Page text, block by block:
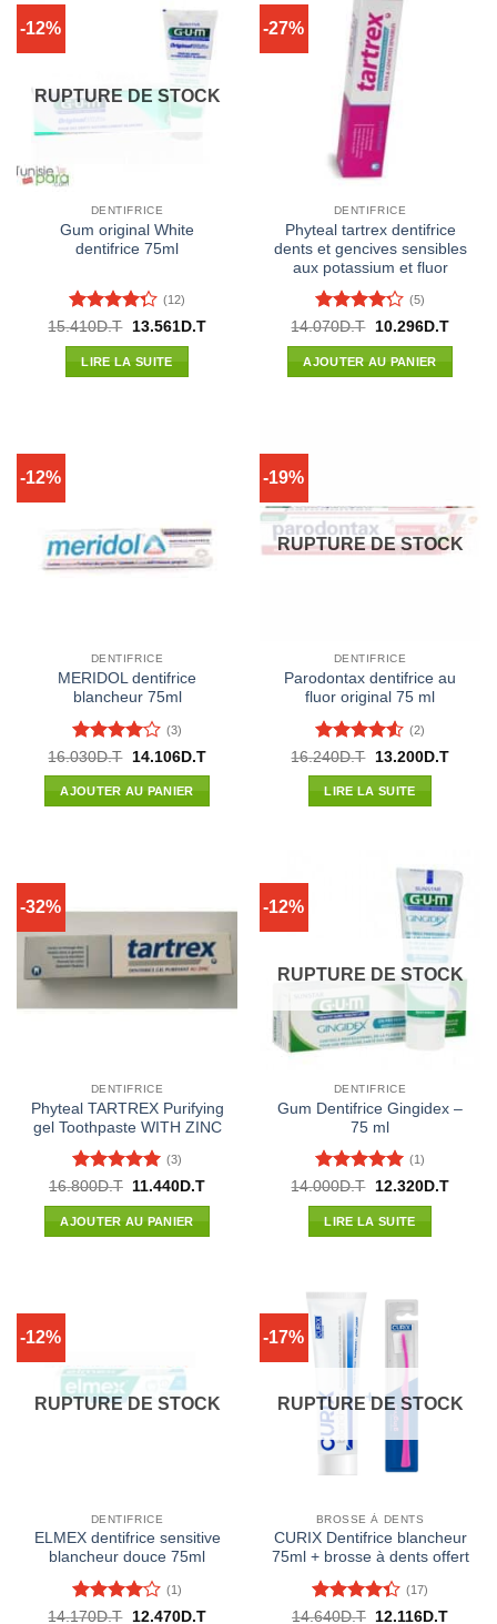
-12%
RUPTURE DE STOCK
DENTIFRICE
Gum original White
dentifrice 75ml
Note4.25
sur 5
(12)
15.410D.T
Le
initial
était :
13.561D.TLe
LIRE LA SUITE
-27%
DENTIFRICE
Phyteal tartrex dentifrice
dents et gencives sensibles
aux potassium et fluor
Note4.2
sur 5
(5)
14.070D.T
Le
initial
était :
10.296D.TLe
AJOUTER AU PANIER
-12%
DENTIFRICE
MERIDOL dentifrice
blancheur 75ml
Note4
sur 5
(3)
16.030D.T
Le
initial
était :
14.106D.TLe
AJOUTER AU PANIER
-19%
RUPTURE DE STOCK
DENTIFRICE
Parodontax dentifrice au
fluor original 75 ml
Note4.5
sur 5
(2)
16.240D.T
Le
initial
était :
13.200D.TLe
LIRE LA SUITE
-32%
DENTIFRICE
Phyteal TARTREX Purifying
gel Toothpaste WITH ZINC
Note5 sur
5
(3)
16.800D.T
Le
initial
était :
11.440 D.TLe
AJOUTER AU PANIER
-12%
RUPTURE DE STOCK
DENTIFRICE
Gum Dentifrice Gingidex –
75 ml
Note5 sur
5
(1)
14.000D.T
Le
initial
était :
12.320D.TLe
LIRE LA SUITE
-12%
RUPTURE DE STOCK
DENTIFRICE
ELMEX dentifrice sensitive
blancheur douce 75ml
Note4
(1)
14.170D.T
Le
12.470D.TLe
-17%
RUPTURE DE STOCK
BROSSE À DENTS
CURIX Dentifrice blancheur
75ml + brosse à dents offert
Note4.35
(17)
14.640D.T
Le
12.116D.TLe